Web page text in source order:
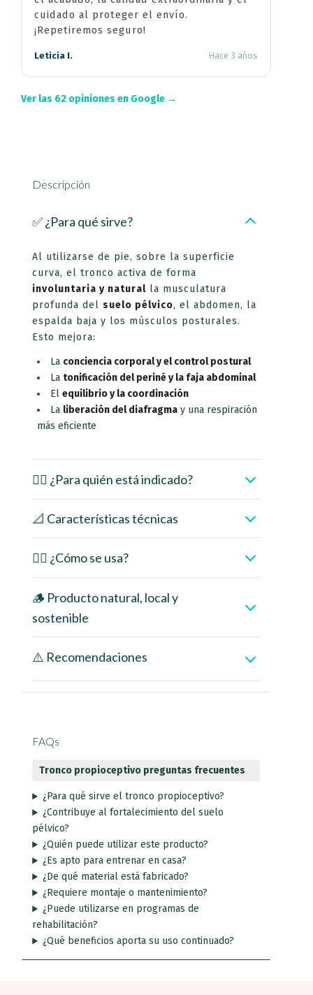
cuidado al proteger el envío.
¡Repetiremos seguro!
Leticia I. Hace 3 años
Ver las 62 opiniones en Google →
Descripción
✅ ¿Para qué sirve?
Al utilizarse de pie, sobre la superficie
curva, el tronco activa de forma
involuntaria y natural la musculatura
profunda delsuelo pélvico, el abdomen, la
espalda baja y los músculos posturales.
Esto mejora:
La conciencia corporal y el control postural
La tonificación del periné y la faja abdominal
Elequilibrio y la coordinación
La liberación del diafragma y una respiración
más eficiente
👩‍⚕️ ¿Para quién está indicado?
📐 Características técnicas
🧘‍♀️ ¿Cómo se usa?
🪵 Producto natural, local y
sostenible
⚠️ Recomendaciones
FAQs
Tronco propioceptivo preguntas frecuentes
¿Para qué sirve el tronco propioceptivo?
¿Contribuye al fortalecimiento del suelo
pélvico?
¿Quién puede utilizar este producto?
¿Es apto para entrenar en casa?
¿De qué material está fabricado?
¿Requiere montaje o mantenimiento?
¿Puede utilizarse en programas de
rehabilitación?
¿Qué beneficios aporta su uso continuado?